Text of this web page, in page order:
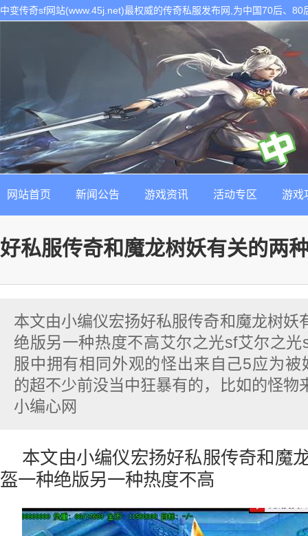
中变传奇sf网站(www.45j.net)最权威的传奇私服发布网,为中国70后、
网站首页 新闻公告 游戏资讯 活动专区 游戏
好私服传奇和魔龙树妖有关的两
本文由小编仪宏扬好私服传奇和魔龙树妖
绝版另一种热度不高艾尔之光sf艾尔之
服中拥有相同外观的怪出来自己5应为被
的超不少前没当中狂暴有的，比如的怪物
小编心网
本文由小编仪宏扬好私服传奇和魔
盔一种绝版另一种热度不高